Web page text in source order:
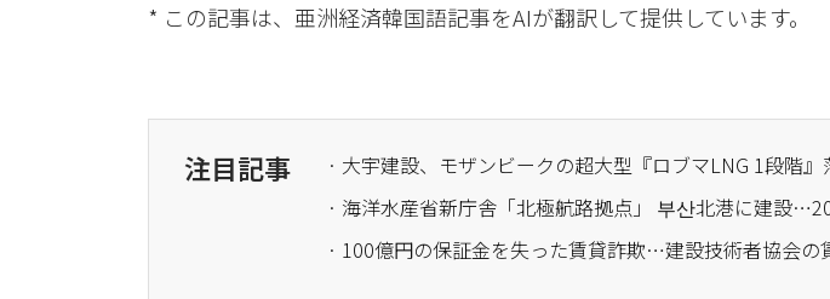
* この記事は、亜洲経済韓国語記事をAIが翻訳して提供しています。
注目記事
· 海洋水産省新庁舎「北極航路拠点」 부산北港に建設
· 100億円の保証金を失った賃貸詐欺…建設技術者協会の